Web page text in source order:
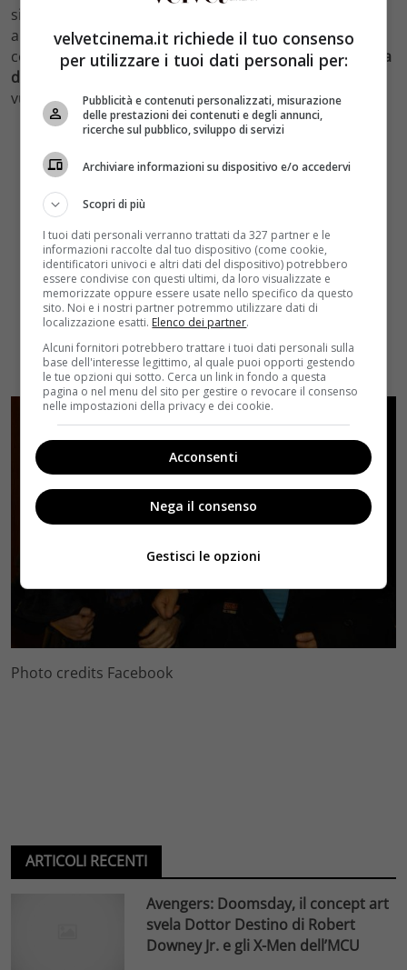
si augurano di tornare più vicini che mai, prima in
amicizia e poi nell’ambito lavorativo. Ma sarà davvero
così? Staremo a vedere cosa succederà, se davvero
una
delle coppie più belle e divertenti
vuole tornare insieme sul grande schermo.
Photo credits Facebook
ARTICOLI RECENTI
Avengers: Doomsday, il concept art
svela Dottor Destino di Robert
Downey Jr. e gli X-Men dell’MCU
velvetcinema.it richiede il tuo consenso
per utilizzare i tuoi dati personali per:
Pubblicità e contenuti personalizzati, misurazione
delle prestazioni dei contenuti e degli annunci,
ricerche sul pubblico, sviluppo di servizi
Archiviare informazioni su dispositivo e/o accedervi
Scopri di più
I tuoi dati personali verranno trattati da 327 partner e le
informazioni raccolte dal tuo dispositivo (come cookie,
identificatori univoci e altri dati del dispositivo) potrebbero
essere condivise con questi ultimi, da loro visualizzate e
memorizzate oppure essere usate nello specifico da questo
sito. Noi e i nostri partner potremmo utilizzare dati di
localizzazione esatti. Elenco dei partner.
Alcuni fornitori potrebbero trattare i tuoi dati personali sulla
base dell'interesse legittimo, al quale puoi opporti gestendo
le tue opzioni qui sotto. Cerca un link in fondo a questa
pagina o nel menu del sito per gestire o revocare il consenso
nelle impostazioni della privacy e dei cookie.
Acconsenti
Nega il consenso
Gestisci le opzioni